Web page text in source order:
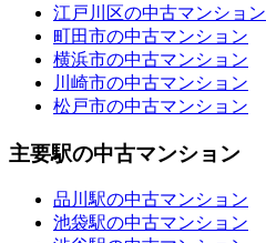
江戸川区の中古マンション
町田市の中古マンション
横浜市の中古マンション
川崎市の中古マンション
松戸市の中古マンション
主要駅の中古マンション
品川駅の中古マンション
池袋駅の中古マンション